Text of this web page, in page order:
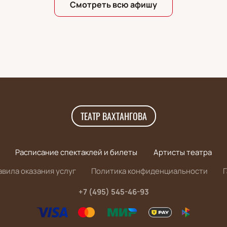
Смотреть всю афишу
ТЕАТР ВАХТАНГОВА
Расписание спектаклей и билеты
Артисты театра
оказания услуг Политика конфиденциальности
+7 (495) 545-46-93